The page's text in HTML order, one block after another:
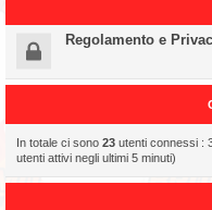
Regolamento e
In totale ci sono 23 utenti connessi :
utenti attivi negli ultimi 5 minuti)